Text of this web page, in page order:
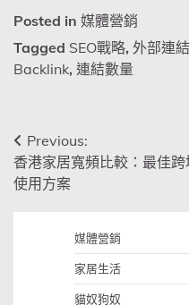
Posted in 媒體營銷
Tagged SEO戰略, 外部連結
Backlink, 連結數量
文
章
Previous:
香港家居寬頻比較：最佳跨
使用方案
媒體營銷
家居生活
貓奴狗奴